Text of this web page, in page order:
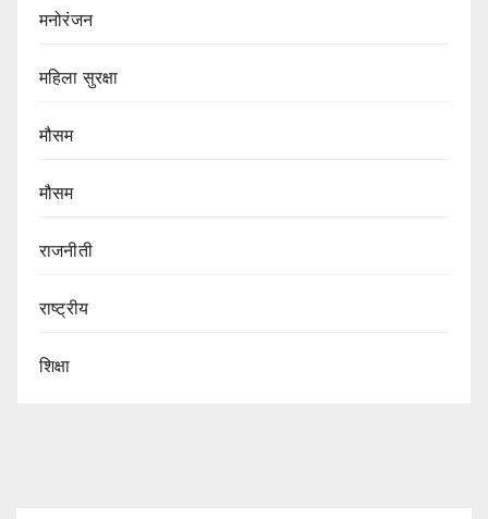
मनोरंजन
महिला सुरक्षा
मौसम
मौसम
राजनीती
राष्ट्रीय
शिक्षा